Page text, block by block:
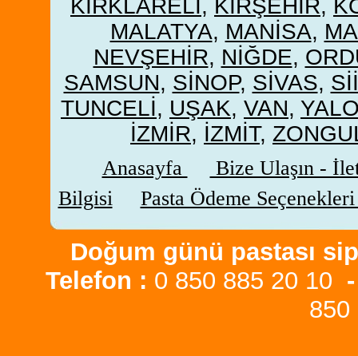
KIRKLARELİ, KIRŞEHİR,
MALATYA, MANİSA,
NEVŞEHİR, NİĞDE,
SAMSUN, SİNOP, SİVAS,
TUNCELİ, UŞAK, VAN,
İZMİR, İZMİT,
Anasayfa
Bize Ulaşın -
Bilgisi
Pasta Ödeme
Doğum günü pastası
Telefon : 0 850 885 20 10